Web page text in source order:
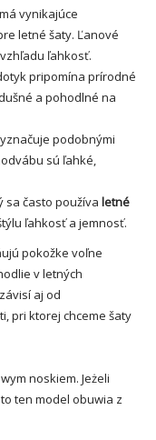
vynikajúce
letné šaty. Ľanové
ľahkosť.
pripomína prírodné
a pohodlné na
podobnými
sú ľahké,
sa často používa letné
ľahkosť a jemnosť.
pokožke voľne
v letných
aj od
pri ktorej chceme šaty
noskiem. Jeżeli
ten model obuwia z